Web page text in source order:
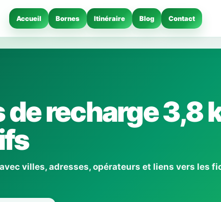
Accueil Bornes Itinéraire Blog Contact
recharge 3,8
villes, adresses, opérateurs et liens vers les